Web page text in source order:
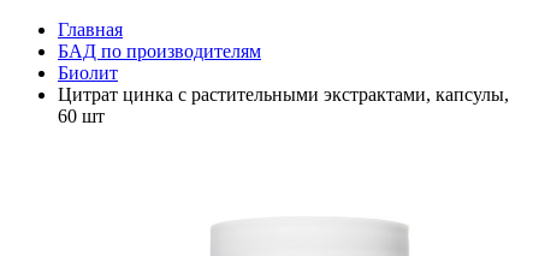
Главная
БАД по производителям
Биолит
Цитрат цинка с растительными экстрактами, капсулы,
60 шт